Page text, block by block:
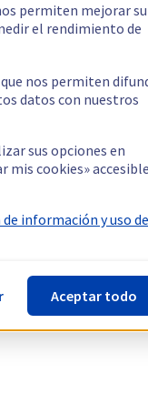
permiten mejorar su
el rendimiento de
que nos permiten
datos con nuestros
sus opciones en
mis cookies» accesible
información y uso de
Aceptar todo